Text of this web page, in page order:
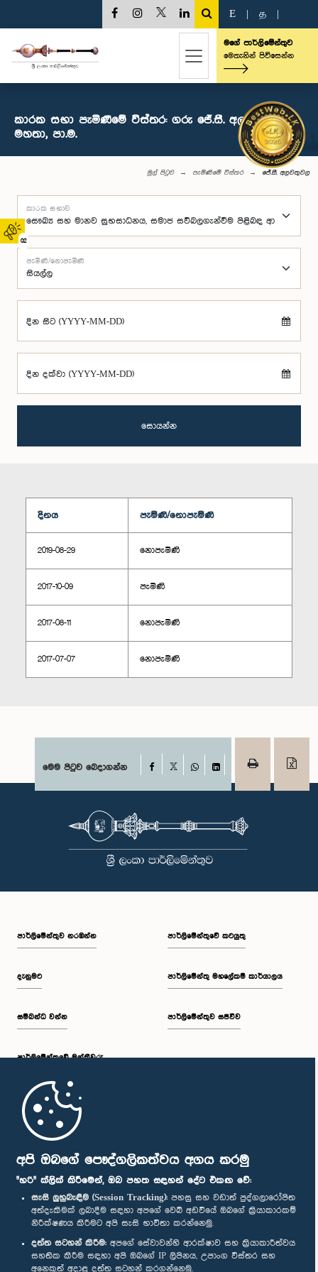
අපි ඔබගේ පෞද්ගලිකත්වය අගය කරමු
"හරි" ක්ලික් කිරීමෙන්, ඔබ පහත සඳහන් දේට එකඟ වේ:
සැසි ලුහුබැඳීම (Session Tracking): පහසු සහ වඩාත් පුද්ගලාරෝපිත
අත්දැකීමක් ලබාදීම සඳහා අපගේ වෙබ් අඩවියේ ඔබගේ ක්‍රියාකාරකම්
නිරීක්ෂණය කිරීමට අපි සැසි භාවිතා කරන්නෙමු.
දත්ත සටහන් කිරීම: අපගේ සේවාවන්හි ආරක්ෂාව සහ ක්‍රියාකාරීත්වය
සහතික කිරීම සඳහා අපි ඔබගේ IP ලිපිනය, උපාංග විස්තර සහ
අනෙකුත් අදාළ දත්ත සටහන් කරගන්නෙමු.
02
E த
මගේ පාර්ලිමේන්තුව
මෙතැනින් පිවිසෙන්න
කාරක සභා පැමිණීමේ විස්තර: ගරු ජේ.සී. අලවතුවල
මහතා, පා.ම.
මුල් පිටුව පැමිණීමේ විස්තර ජේ.සී. අලවතුවල
කාරක සභාව
පැමිණි/නොපැමිණි
දින සිට (YYYY-MM-DD)
දින දක්වා (YYYY-MM-DD)
සොයන්න
දිනය පැමිණි/නොපැමිණි
2019-08-29 නොපැමිණි
2017-10-09 පැමිණි
2017-08-11 නොපැමිණි
2017-07-07 නොපැමිණි
මෙම පිටුව බෙදාගන්න Facebook
WhatsAppLinkedIn
පාර්ලි‌මේන්තුව නරඹන්න
දැනුමට
සම්බන්ධ වන්න
පාර්ලි‌මේන්තුවේ මන්ත්‍රීවරු
මුල් පිටුව
පාර්ලිමේන්තුවේ කටයුතු
පාර්ලිමේන්තු මහලේකම් කාර්යාලය
පාර්ලිමේන්තුව සජීවීව
පාර්ලිමේන්තු ජංගම යෙදුම
අප හා සම්බන්ධ වී සිටින්න :